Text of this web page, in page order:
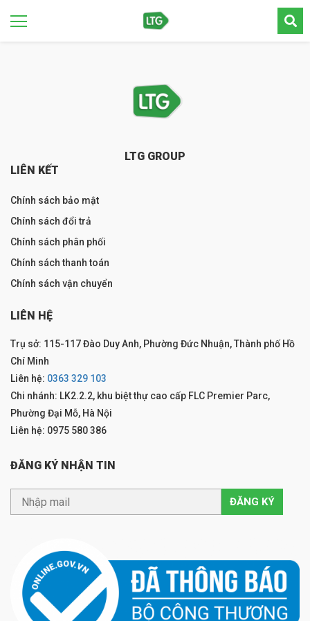
LTG GROUP
LIÊN KẾT
Chính sách bảo mật
Chính sách đổi trả
Chính sách phân phối
Chính sách thanh toán
Chính sách vận chuyển
LIÊN HỆ
Trụ sở: 115-117 Đào Duy Anh, Phường Đức Nhuận, Thành phố Hồ
Chí Minh
Liên hệ: 0363 329 103
Chi nhánh: LK2.2.2, khu biệt thự cao cấp FLC Premier Parc,
Phường Đại Mỗ, Hà Nội
Liên hệ: 0975 580 386
ĐĂNG KÝ NHẬN TIN